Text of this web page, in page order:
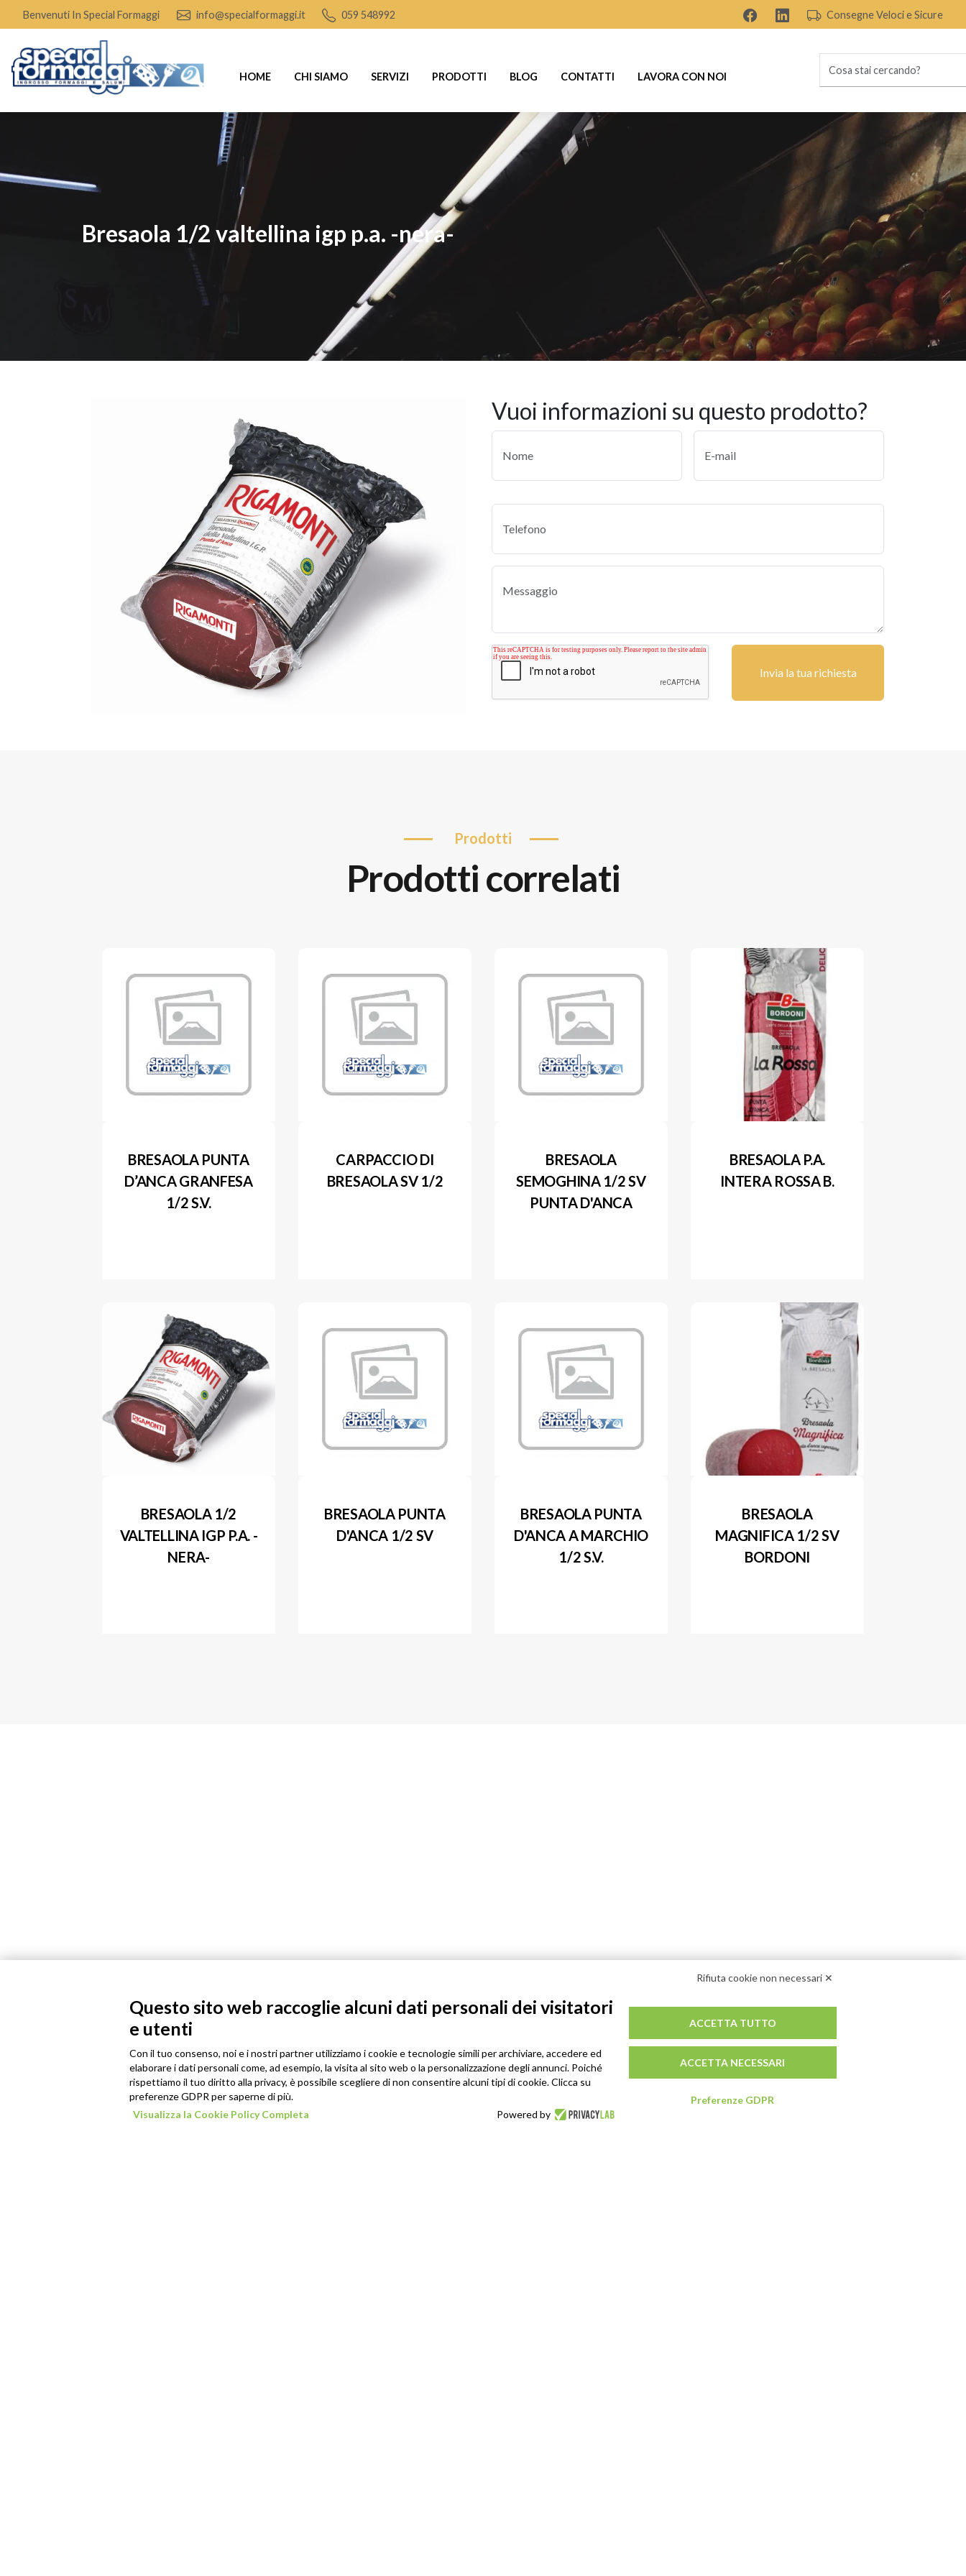
Benvenuti In Special Formaggi info@specialformaggi.it 059 548992 Consegne Veloci e Sicure
HOME CHI SIAMO SERVIZI PRODOTTI BLOG CONTATTI LAVORA CON NOI
bresaola 1/2 valtellina igp p.a. -nera-
vuoi informazioni su questo prodotto?
Invia la tua richiesta
prodotti
prodotti correlati
BRESAOLA PUNTA
D’ANCA GRANFESA
1/2 S.V.
CARPACCIO DI
BRESAOLA SV 1/2
BRESAOLA
SEMOGHINA 1/2 SV
PUNTA D'ANCA
BRESAOLA P.A.
INTERA ROSSA B.
BRESAOLA 1/2
VALTELLINA IGP P.A. -
NERA-
BRESAOLA PUNTA
D'ANCA 1/2 SV
BRESAOLA PUNTA
D'ANCA A MARCHIO
1/2 S.V.
BRESAOLA
MAGNIFICA 1/2 SV
BORDONI
Rifiuta cookie non necessari ✕
Questo sito web raccoglie alcuni dati personali dei visitatori
e utenti
Con il tuo consenso, noi e i nostri partner utilizziamo i cookie e tecnologie simili per archiviare, accedere ed
elaborare i dati personali come, ad esempio, la visita al sito web o la personalizzazione degli annunci. Poiché
rispettiamo il tuo diritto alla privacy, è possibile scegliere di non consentire alcuni tipi di cookie. Clicca su
preferenze GDPR per saperne di più.
Visualizza la Cookie Policy Completa
Powered by
ACCETTA TUTTO
ACCETTA NECESSARI
Preferenze GDPR